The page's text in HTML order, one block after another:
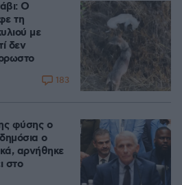
Ο
τη
με
δεν
183
φύσης ο
ο
αρνήθηκε
στο